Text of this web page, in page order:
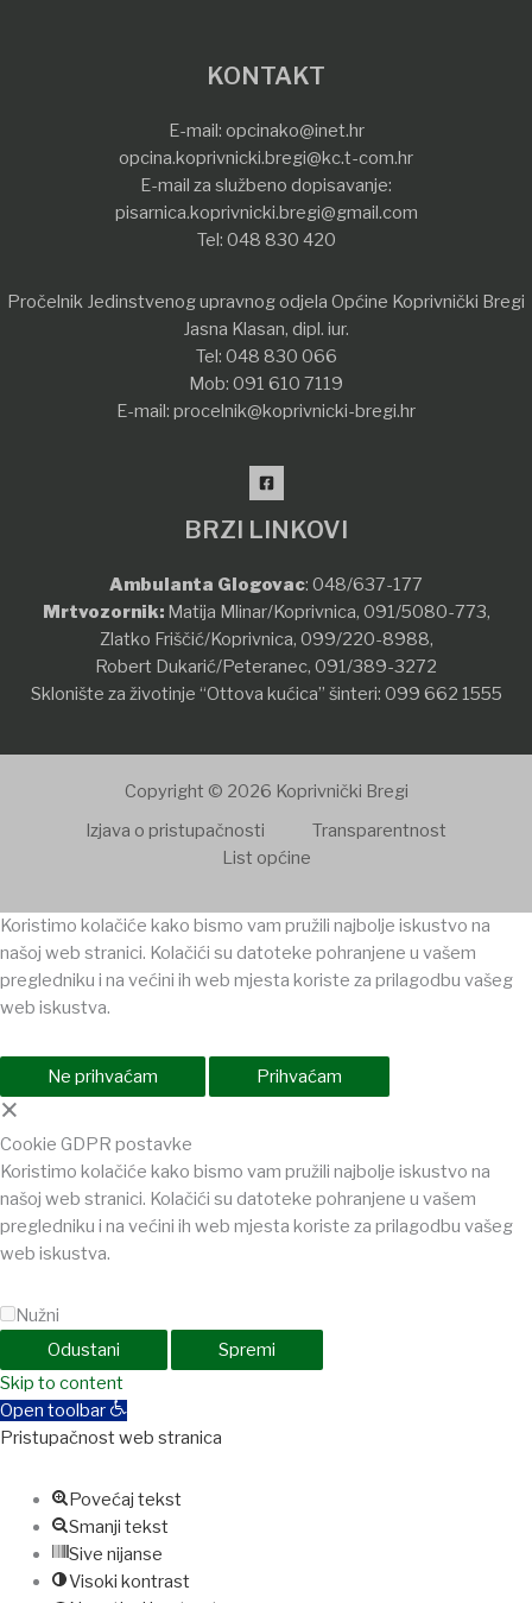
KONTAKT
E-mail: opcinako@inet.hr
opcina.koprivnicki.bregi@kc.t-com.hr
E-mail za službeno dopisavanje:
pisarnica.koprivnicki.bregi@gmail.com
Tel: 048 830 420
Pročelnik Jedinstvenog upravnog odjela Općine Koprivnički Bregi
Jasna Klasan, dipl. iur.
Tel: 048 830 066
Mob: 091 610 7119
E-mail: procelnik@koprivnicki-bregi.hr
BRZI LINKOVI
Ambulanta Glogovac: 048/637-177
Mrtvozornik:Matija Mlinar/Koprivnica, 091/5080-773,
Zlatko Friščić/Koprivnica, 099/220-8988,
Robert Dukarić/Peteranec, 091/389-3272
Sklonište za životinje “Ottova kućica” šinteri: 099 662 1555
Copyright © 2026 Koprivnički Bregi
Izjava o pristupačnosti
Transparentnost
List općine
Koristimo kolačiće kako bismo vam pružili najbolje iskustvo na
našoj web stranici. Kolačići su datoteke pohranjene u vašem
pregledniku i na većini ih web mjesta koriste za prilagodbu vašeg
web iskustva.
Ne prihvaćam Prihvaćam
×
Cookie GDPR postavke
Koristimo kolačiće kako bismo vam pružili najbolje iskustvo na
našoj web stranici. Kolačići su datoteke pohranjene u vašem
pregledniku i na većini ih web mjesta koriste za prilagodbu vašeg
web iskustva.
Nužni
Odustani
Spremi
jojobet
Skip to content
Open toolbar
Pristupačnost web stranica
Povećaj tekst
Smanji tekst
Sive nijanse
Visoki kontrast